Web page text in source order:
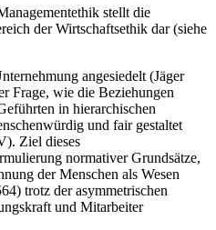
stellt die
der Wirtschaftsethik dar (siehe
angesiedelt (Jäger
Frage, wie die Beziehungen
in hierarchischen
und fair gestaltet
Ziel dieses
normativer Grundsätze,
der Menschen als Wesen
trotz der asymmetrischen
und Mitarbeiter